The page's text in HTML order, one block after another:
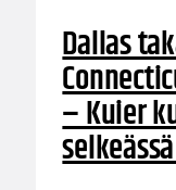
Dallas
– Kuier